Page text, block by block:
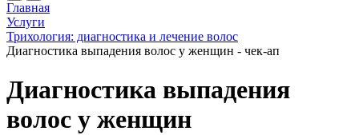
Главная
Услуги
Трихология: диагностика и лечение волос
Диагностика выпадения волос у женщин - чек-ап
Диагностика выпадения
волос у женщин